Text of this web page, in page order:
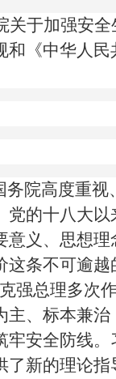
关于加强安
《中华人
务院高度重
的十八大
意义、思想
条不可逾
强总理多次
、标本兼
牢安全防线
新的理论